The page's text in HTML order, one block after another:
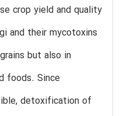
crop yield and quality
and their mycotoxins
but also in
foods. Since
detoxification of